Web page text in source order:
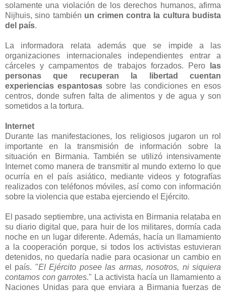
solamente una violación de los derechos humanos, afirma
Nijhuis, sino también un crimen contra la cultura budista
del país.
La informadora relata además que se impide a las
organizaciones internacionales independientes entrar a
cárceles y campamentos de trabajos forzados. Pero
las
personas que recuperan la libertad cuentan
experiencias espantosas sobre las condiciones en esos
centros, donde sufren falta de alimentos y de agua y son
sometidos a la tortura.
Internet
Durante las manifestaciones, los religiosos jugaron un rol
importante en la transmisión de información sobre la
situación en Birmania. También se utilizó intensivamente
Internet como manera de transmitir al mundo externo lo que
ocurría en el país asiático, mediante videos y fotografías
realizados con teléfonos móviles, así como con información
sobre la violencia que estaba ejerciendo el Ejército.
El pasado septiembre, una activista en Birmania relataba en
su diario digital que, para huir de los militares, dormía cada
noche en un lugar diferente. Además, hacía un llamamiento
a la cooperación porque, si todos los activistas estuvieran
detenidos, no quedaría nadie para ocasionar un cambio en
el país. "El Ejército posee las armas, nosotros, ni siquiera
contamos con garrotes." La activista hacía un llamamiento a
Naciones Unidas para que enviara a Birmania fuerzas de